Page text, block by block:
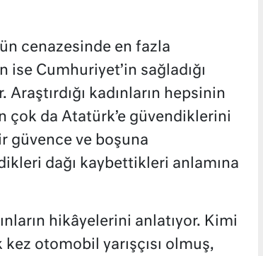
cenazesinde en fazla
ise Cumhuriyet’in sağladığı
kadınların hepsinin
çok da Atatürk’e güvendiklerini
güvence ve boşuna
dağı kaybettikleri anlamına
hikâyelerini anlatıyor. Kimi
otomobil yarışçısı olmuş,